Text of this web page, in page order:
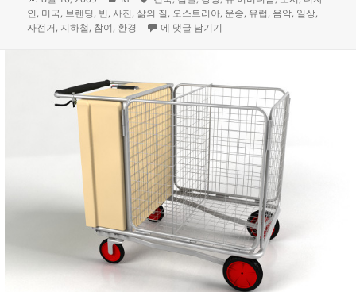
성
일
테
고
그
인, 미국, 브랜딩, 빈, 사진, 삶의 질, 오스트리아, 운송, 유럽, 음악, 일상,
자전거, 지하철, 참여, 환경 지표화된 삶의 질과 도시디자인
에 댓글 남기기